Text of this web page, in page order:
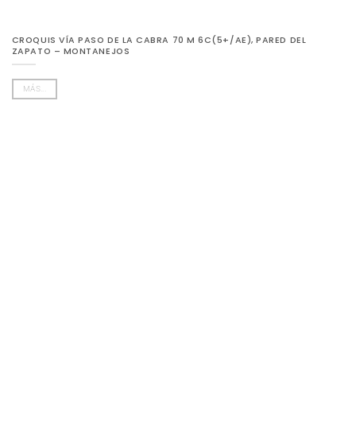
CROQUIS VÍA PASO DE LA CABRA 70 M 6C(5+/AE), PARED DEL
ZAPATO – MONTANEJOS
MÁS...